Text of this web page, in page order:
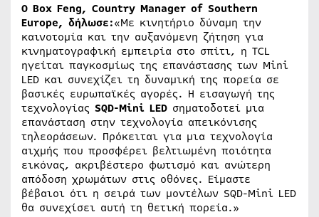
Ο Box Feng, Country Manager of Southern
Europe, δήλωσε:«Με κινητήριο δύναμη την
καινοτομία και την αυξανόμενη ζήτηση για
κινηματογραφική εμπειρία στο σπίτι, η TCL
ηγείται παγκοσμίως της επανάστασης των Mini
LED και συνεχίζει τη δυναμική της πορεία σε
βασικές ευρωπαϊκές αγορές. Η εισαγωγή της
τεχνολογίας SQD-Mini LED σηματοδοτεί μια
επανάσταση στην τεχνολογία απεικόνισης
τηλεοράσεων. Πρόκειται για μια τεχνολογία
αιχμής που προσφέρει βελτιωμένη ποιότητα
εικόνας, ακριβέστερο φωτισμό και ανώτερη
απόδοση χρωμάτων στις οθόνες. Είμαστε
βέβαιοι ότι η σειρά των μοντέλων SQD-Mini LED
θα συνεχίσει αυτή τη θετική πορεία.»